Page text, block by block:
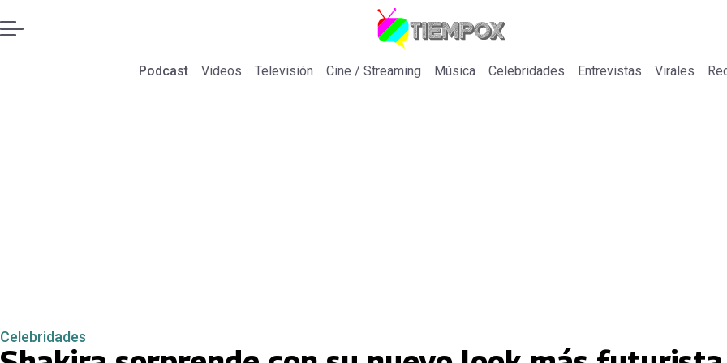
Podcast Videos Televisión Cine / Streaming Música Celebridades Entrevistas Virales
Celebridades